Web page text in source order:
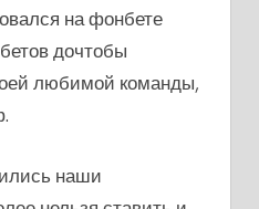
на фонбете
дочтобы
любимой команды,
наши